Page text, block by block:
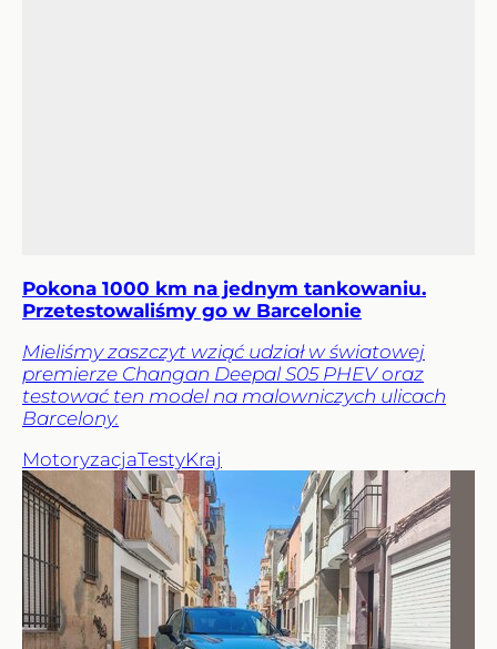
Pokona 1000 km na jednym tankowaniu.
Przetestowaliśmy go w Barcelonie
Mieliśmy zaszczyt wziąć udział w światowej
premierze Changan Deepal S05 PHEV oraz
testować ten model na malowniczych ulicach
Barcelony.
MotoryzacjaTestyKraj